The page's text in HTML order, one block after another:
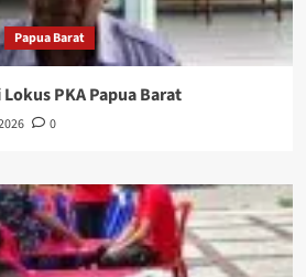
Papua Barat
PKA Papua Barat
0